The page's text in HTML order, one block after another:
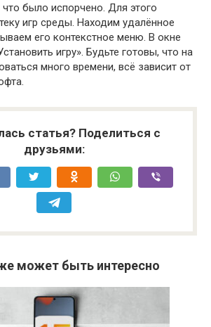
что было испорчено. Для этого
игр среды. Находим удалённое
его контекстное меню. В окне
игру». Будьте готовы, что на
много времени, всё зависит от
статья? Поделиться с
друзьями:
может быть интересно